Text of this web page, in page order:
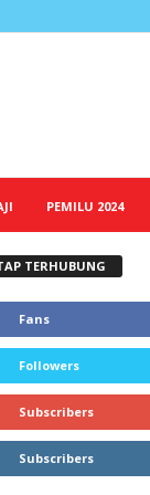
PEMILU 2024
TERHUBUNG
Fans
Followers
Subscribers
Subscribers